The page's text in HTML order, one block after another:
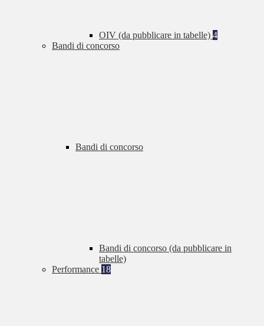
OIV (da pubblicare in tabelle) 4
Bandi di concorso
Bandi di concorso
Bandi di concorso (da pubblicare in
tabelle)
Performance 18